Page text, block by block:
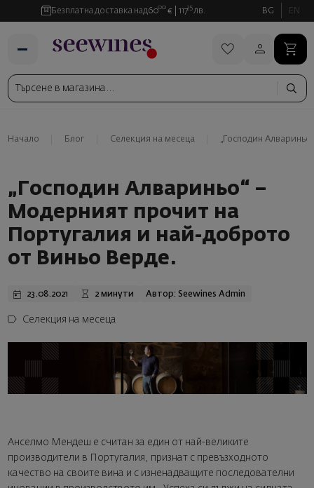
Безплатна доставка над6000 € 11735 лв. BG EN
Начало Блог Селекция на месеца „Господин
„Господин Алвариньо“ –
Модерният прочит на
Португалия и най-доброто
от Виньо Верде.
23.08.2021 2 минути Автор: Seewines Admin
Селекция на месеца
Анселмо Мендеш e считан за един от най-великите
производители в Португалия, признат с превъзходното
качество на своите вина и с изненадващите последователни